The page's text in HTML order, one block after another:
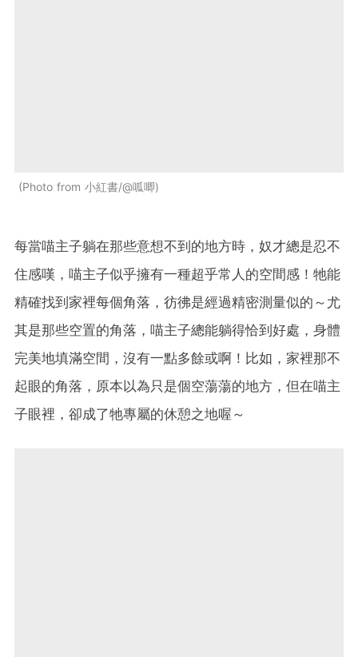
Photo from 小紅書/@呱唧
每當喵主子躺在那些意想不到的地方時，奴才總是忍不
住感嘆，喵主子似乎擁有一種超乎常人的空間感！牠能
精確找到家裡每個角落，彷彿是經過精密測量似的～尤
其是那些空置的角落，喵主子總能躺得恰到好處，身體
完美地填滿空間，沒有一點多餘或啊！比如，家裡那不
起眼的角落，原本以為只是個空蕩蕩的地方，但在喵主
子眼裡，卻成了牠專屬的休憩之地喔～